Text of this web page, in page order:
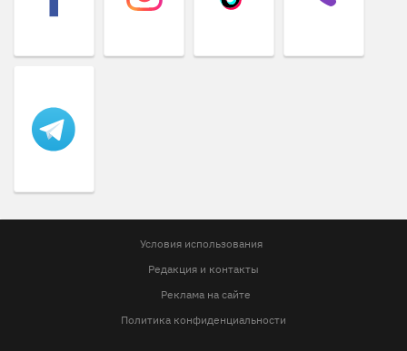
Условия использования
Редакция и контакты
Реклама на сайте
Политика конфиденциальности